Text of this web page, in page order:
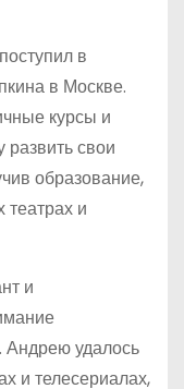
в
в Москве.
курсы и
свои
образование,
театрах и
и
Андрею удалось
и телесериалах,